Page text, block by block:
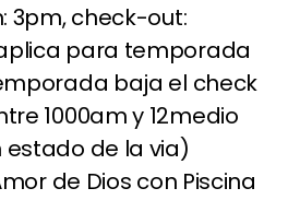
3pm, check-out:
para temporada
baja el check
1000am y 12medio
estado de la via)
de Dios con Piscina